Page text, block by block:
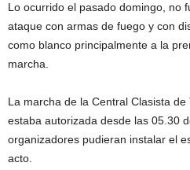
Lo ocurrido el pasado domingo, no
ataque con armas de fuego y con
como blanco principalmente a la
marcha.
La marcha de la Central Clasista
estaba autorizada desde las 05.30
organizadores pudieran instalar el
acto.